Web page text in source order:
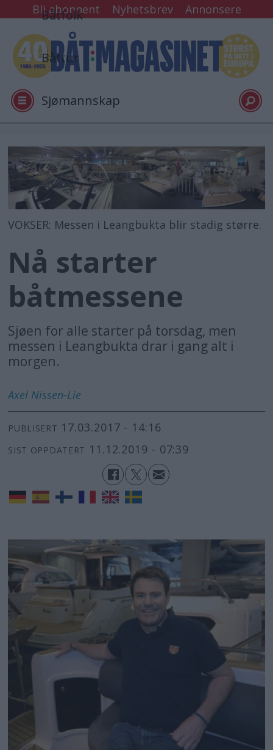
Bli abonnent Nyhetsbrev Annonsere
Båtfolk
Båttur
Sjømannskap
Tester
Arkiv
Video
Logg inn
VOKSER: Messen i Leangbukta blir stadig større.
Nå starter
båtmessene
Sjøen for alle starter på torsdag, men
messen i Leangbukta drar i gang alt i
morgen.
Axel Nissen-Lie
PUBLISERT 17.03.2017 - 14:16
SIST OPPDATERT 11.12.2019 - 07:39